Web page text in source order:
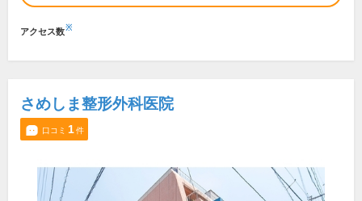
アクセス数※
さめしま整形外科医院
口コミ 1件